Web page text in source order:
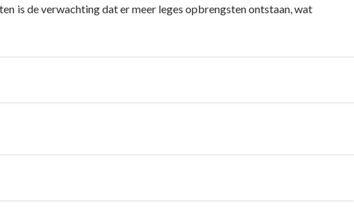
is de verwachting dat er meer leges opbrengsten ontstaan, wat